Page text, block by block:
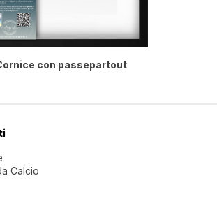
con passepartout
Calcio